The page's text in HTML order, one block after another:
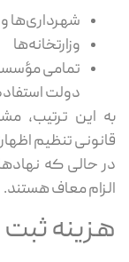
شهرداری‌ها
وزارتخانه‌ها
تمامی
دولت
به این ترتیب،
قانونی تنظیم
در حالی که
الزام معاف هستند.
هزینه ثبت